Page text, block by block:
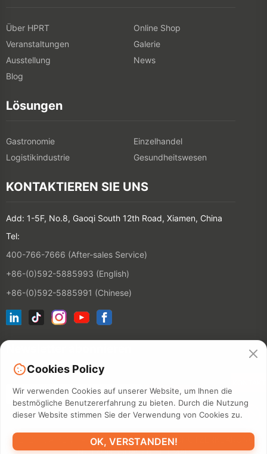
Über HPRT
Online Shop
Veranstaltungen
Galerie
Ausstellung
News
Blog
Lösungen
Gastronomie
Einzelhandel
Logistikindustrie
Gesundheitswesen
KONTAKTIEREN SIE UNS
Add: 1-5F, No.8, Gaoqi South 12th Road, Xiamen, China
Tel:
400-766-7666 (After-sales Service)
+86-(0)592-5885993 (English)
+86-(0)592-5885991 (Chinese)
©2026 XIAMEN HANIN CO., LTD.DATENSCHUTZERKLÄRUNG
NUTZUNGSDAUER SITEMAP
Cookies Policy
Wir verwenden Cookies auf unserer Website, um Ihnen die
bestmögliche Benutzererfahrung zu bieten. Durch die Nutzung
dieser Website stimmen Sie der Verwendung von Cookies zu.
OK, VERSTANDEN!